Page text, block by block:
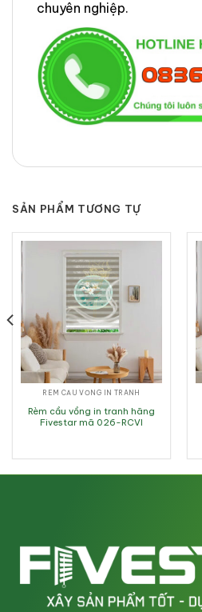
chuyên nghiệp.
SẢN PHẨM TƯƠNG TỰ
RÈM CẦU VỒNG IN TRANH
Rèm cầu vồng in tranh hãng
Fivestar mã 026-RCVI